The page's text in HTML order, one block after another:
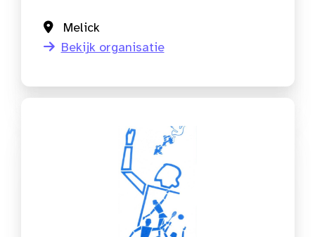
Melick
Bekijk organisatie